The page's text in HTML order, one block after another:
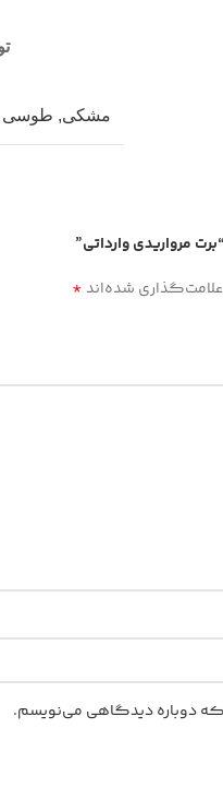
مشکی, طوسی
مرواریدی وارداتی”
شده‌اند*
که دوباره دیدگاهی می‌نویسم.